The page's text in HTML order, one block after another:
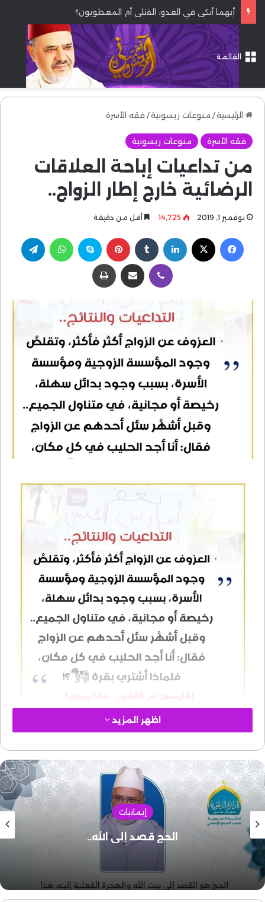
أيهما أنكى في العدو: القتلى أم المعطوبون؟
القائمة
الرئيسية/ منوعات ريسونية/ فقه الأسرة
فقه الأسرة منوعات ريسونية
من تداعيات إباحة العلاقات
الرضائية خارج إطار الزواج..
نوفمبر 1, 2019 14٬725 أقل من دقيقة
فيسبوك لينكدإن بينتيريست سكايب واتساب
ڤايبر مشاركة عبر البريد طباعة
اظهر المزيد
إيمانيات
الحج قصد إلى الله..